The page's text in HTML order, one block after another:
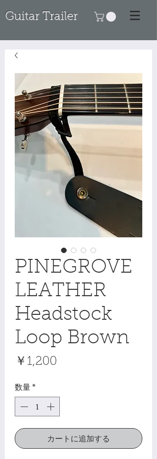
Guitar Trailer
PINEGROVE
LEATHER
Headstock
Loop Brown
￥1,200
数量*
カートに追加する